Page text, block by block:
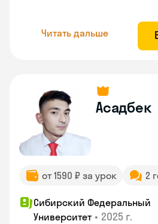
Читать дальше
Асадбек
от 1590 ₽ за урок 2
Сибирский Федеральный
Университет • 2025 г.